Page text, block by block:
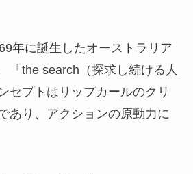
年に誕生したオーストラリア
「the search（探求し続ける人
セプトはリップカールのクリ
あり、アクションの原動力に